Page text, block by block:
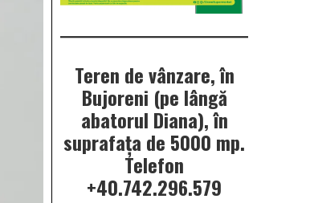
Teren de vânzare, în
Bujoreni (pe lângă
abatorul Diana), în
suprafața de 5000 mp.
Telefon
+40.742.296.579